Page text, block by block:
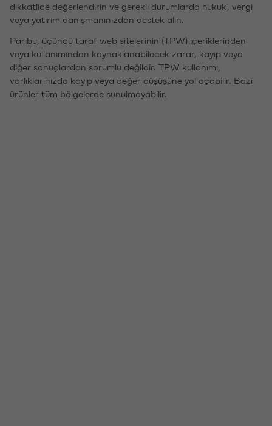
dikkatlice değerlendirin ve gerekli durumlarda hukuk, vergi
veya yatırım danışmanınızdan destek alın.
Paribu, üçüncü taraf web sitelerinin (TPW) içeriklerinden
veya kullanımından kaynaklanabilecek zarar, kayıp veya
diğer sonuçlardan sorumlu değildir. TPW kullanımı,
varlıklarınızda kayıp veya değer düşüşüne yol açabilir. Bazı
ürünler tüm bölgelerde sunulmayabilir.